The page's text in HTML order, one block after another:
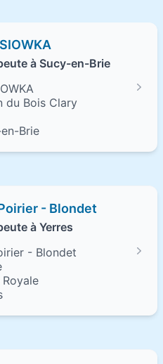
à Sucy-en-Brie
du Bois Clary
Brie
- Blondet
à Yerres
- Blondet